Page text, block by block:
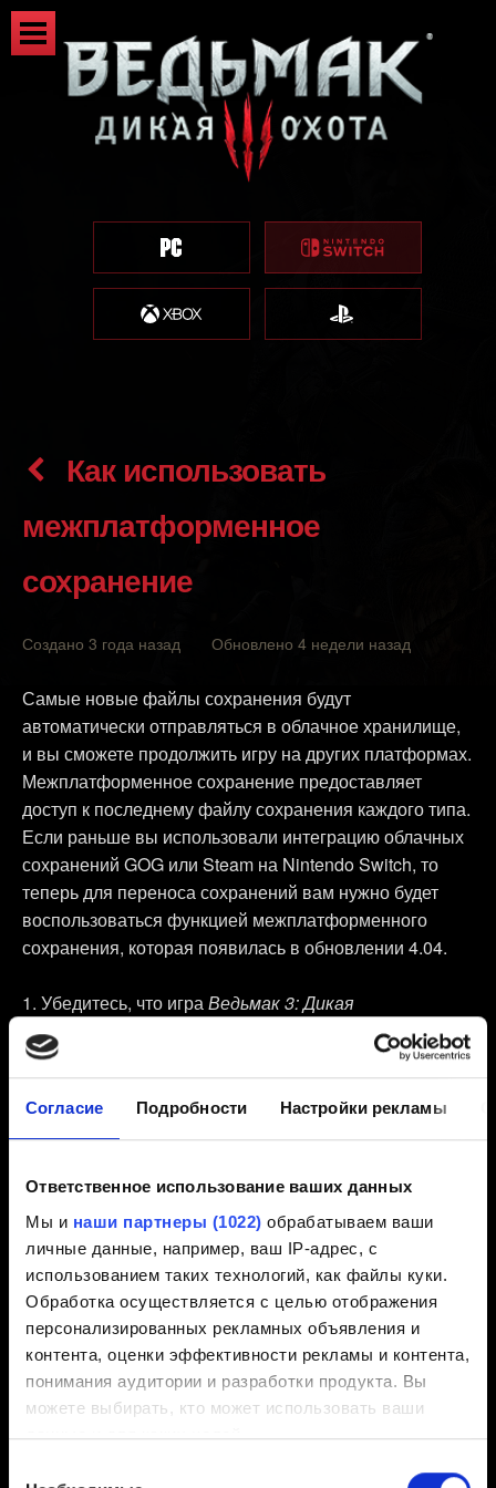
Согласие Подробности Настройки рекламы
Ответственное использование ваших данных
Мы и наши партнеры (1022) обрабатываем ваши
личные данные, например, ваш IP-адрес, с
использованием таких технологий, как файлы куки.
Обработка осуществляется с целью отображения
персонализированных рекламных объявления и
контента, оценки эффективности рекламы и контента,
понимания аудитории и разработки продукта. Вы
можете выбирать, кто может использовать ваши
данные и для каких целей.
Как использовать
межплатформенное
сохранение
Создано 3 года назад Обновлено 4 недели назад
Самые новые файлы сохранения будут
автоматически отправляться в облачное хранилище,
и вы сможете продолжить игру на других платформах.
Межплатформенное сохранение предоставляет
доступ к последнему файлу сохранения каждого типа.
Если раньше вы использовали интеграцию облачных
сохранений GOG или Steam на Nintendo Switch, то
теперь для переноса сохранений вам нужно будет
воспользоваться функцией межплатформенного
сохранения, которая появилась в обновлении 4.04.
Убедитесь, что играВедьмак 3: Дикая
Охота
обновлена до последней версии — она
указана в главном меню игры под заголовком.
Мои награды
Привяжите копию игры к своей учётной записи CD
После подключения межплатформенное
сохранение будет работать по умолчанию. Также его
можно включить или отключить в менюНастройки
Игровой процесс→Межплатформенное
сохранение.
Откройте менюЗагрузить игруи нажмите кнопку
или клавишу для выбора опцииМежплатформенное
сохранение, которая находится в правом нижнем
углу экрана.